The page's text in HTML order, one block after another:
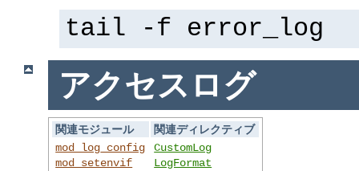
tail -f error_log
アクセスログ
関連モジュール
関連ディレクティブ
mod_log_config
mod_setenvif
CustomLog
LogFormat